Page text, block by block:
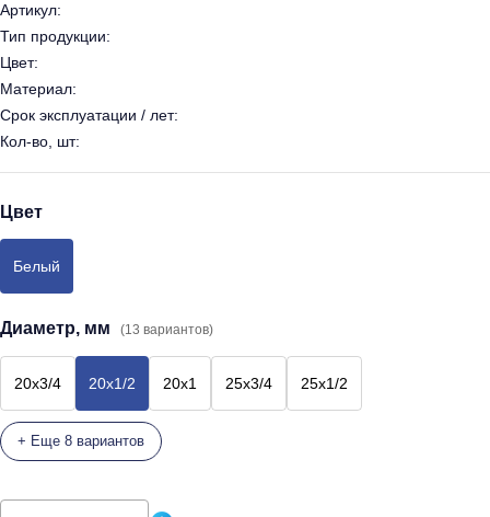
Артикул:
Тип продукции:
Цвет:
Материал:
Срок эксплуатации / лет:
Кол-во, шт:
Цвет
Белый
Диаметр, мм (13 вариантов)
20х3/4 20х1/2 20х1 25х3/4 25х1/2
+ Еще 8 вариантов